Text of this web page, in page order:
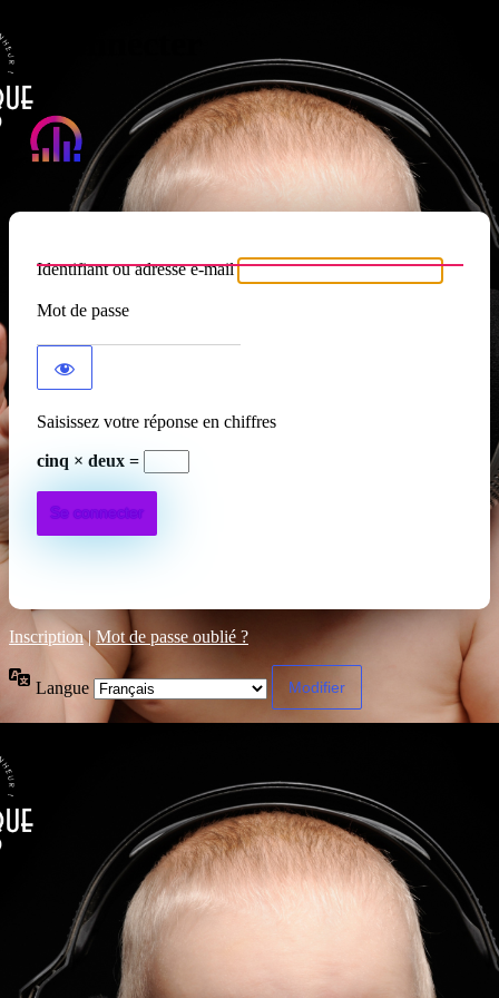
Se connecter
Atypique RADIO
Identifiant ou adresse e-mail
Mot de passe
Saisissez votre réponse en chiffres
cinq × deux =
Inscription| Mot de passe oublié ?
Langue